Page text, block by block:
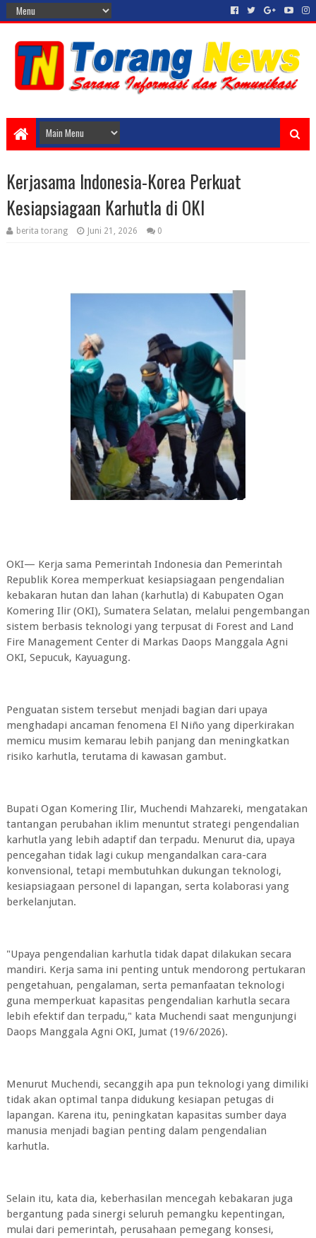
Kerjasama Indonesia-Korea Perkuat
Kesiapsiagaan Karhutla di OKI
berita torang Juni 21, 2026 0
OKI— Kerja sama Pemerintah Indonesia dan Pemerintah
Republik Korea memperkuat kesiapsiagaan pengendalian
kebakaran hutan dan lahan (karhutla) di Kabupaten Ogan
Komering Ilir (OKI), Sumatera Selatan, melalui pengembangan
sistem berbasis teknologi yang terpusat di Forest and Land
Fire Management Center di Markas Daops Manggala Agni
OKI, Sepucuk, Kayuagung.
Penguatan sistem tersebut menjadi bagian dari upaya
menghadapi ancaman fenomena El Niño yang diperkirakan
memicu musim kemarau lebih panjang dan meningkatkan
risiko karhutla, terutama di kawasan gambut.
Bupati Ogan Komering Ilir, Muchendi Mahzareki, mengatakan
tantangan perubahan iklim menuntut strategi pengendalian
karhutla yang lebih adaptif dan terpadu. Menurut dia, upaya
pencegahan tidak lagi cukup mengandalkan cara-cara
konvensional, tetapi membutuhkan dukungan teknologi,
kesiapsiagaan personel di lapangan, serta kolaborasi yang
berkelanjutan.
"Upaya pengendalian karhutla tidak dapat dilakukan secara
mandiri. Kerja sama ini penting untuk mendorong pertukaran
pengetahuan, pengalaman, serta pemanfaatan teknologi
guna memperkuat kapasitas pengendalian karhutla secara
lebih efektif dan terpadu," kata Muchendi saat mengunjungi
Daops Manggala Agni OKI, Jumat (19/6/2026).
Menurut Muchendi, secanggih apa pun teknologi yang dimiliki
tidak akan optimal tanpa didukung kesiapan petugas di
lapangan. Karena itu, peningkatan kapasitas sumber daya
manusia menjadi bagian penting dalam pengendalian
karhutla.
Selain itu, kata dia, keberhasilan mencegah kebakaran juga
bergantung pada sinergi seluruh pemangku kepentingan,
mulai dari pemerintah, perusahaan pemegang konsesi,